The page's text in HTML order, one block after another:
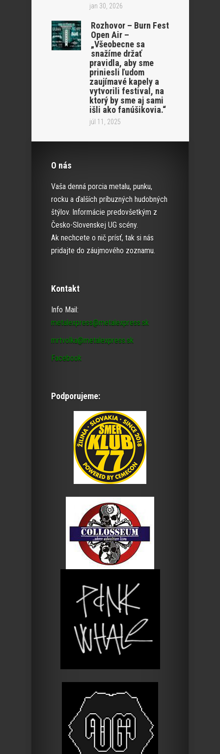
jan 30, 2026
Rozhovor – Burn Fest
Open Air –
„Všeobecne sa
snažíme držať
pravidla, aby sme
priniesli ľudom
zaujímavé kapely a
vytvorili festival, na
ktorý by sme aj sami
išli ako fanúšikovia.“
júl 11, 2025
O nás
Vaša denná porcia metalu, punku,
rocku a ďalších príbuzných hudobných
štýlov. Informácie predovšetkým z
Česko-Slovenskej UG scény.
Ak nechcete o nič prísť, tak si nás
pridajte do záujmového zoznamu.
Kontakt
Info Mail:
metalexpress@metalexpress.sk
mrtvolka@metalexpress.sk
Facebook
Podporujeme: